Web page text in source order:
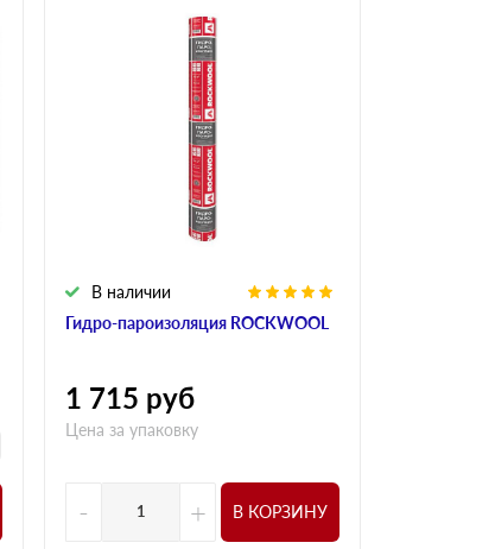
Гидро-пароизоляция ROCKWOOL
В наличии
1 715 руб
Цена за упаковку
- + В КОРЗИНУ